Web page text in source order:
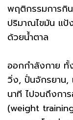
พฤติกรรมการ
ปริมาณไขมัน แป้
ด้วยน้ำตาล
ออกกำลังกาย ทั้
วิ่ง, ปั่นจักรยาน,
นาที ไปจนถึงกา
(weight